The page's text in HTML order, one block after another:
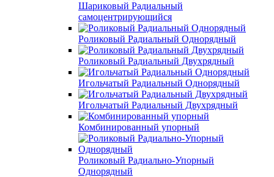
Шариковый Радиальный
самоцентрирующийся
Роликовый Радиальный Однорядный
Роликовый Радиальный Двухрядный
Игольчатый Радиальный Однорядный
Игольчатый Радиальный Двухрядный
Комбинированный упорный
Роликовый Радиально-Упорный
Однорядный